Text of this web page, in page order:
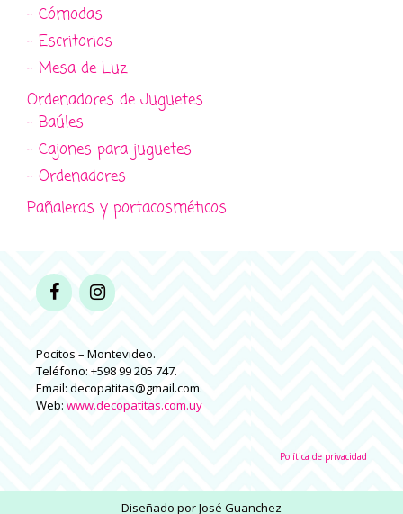
- Cómodas
- Escritorios
- Mesa de Luz
Ordenadores de Juguetes
- Baúles
- Cajones para juguetes
- Ordenadores
Pañaleras y portacosméticos
Pocitos – Montevideo.
Teléfono: +598 99 205 747.
Email: decopatitas@gmail.com.
Web: www.decopatitas.com.uy
Política de privacidad
Diseñado porJosé Guanchez